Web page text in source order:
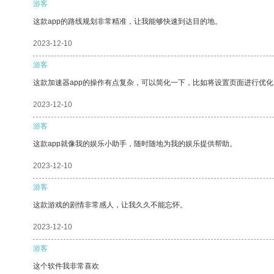
游客
这款app的路线规划非常精准，让我能够快速到达目的地。
2023-12-10
游客
这款加速器app的操作有点复杂，可以简化一下，比如将设置页面进行优
2023-12-10
游客
这款app就像我的娱乐小助手，随时随地为我的娱乐提供帮助。
2023-12-10
游客
这款游戏的剧情非常感人，让我久久不能忘怀。
2023-12-10
游客
这个软件我非常喜欢